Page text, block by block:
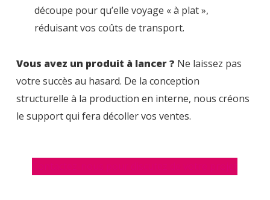
découpe pour qu’elle voyage « à plat »,
réduisant vos coûts de transport.
Vous avez un produit à lancer ? Ne laissez pas
votre succès au hasard. De la conception
structurelle à la production en interne, nous créons
le support qui fera décoller vos ventes.